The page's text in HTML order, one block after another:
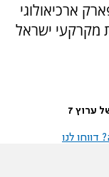
ארכיאולוגי
מקרקעי ישראל
ערוץ 7
לנו